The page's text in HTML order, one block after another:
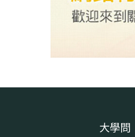
大學問